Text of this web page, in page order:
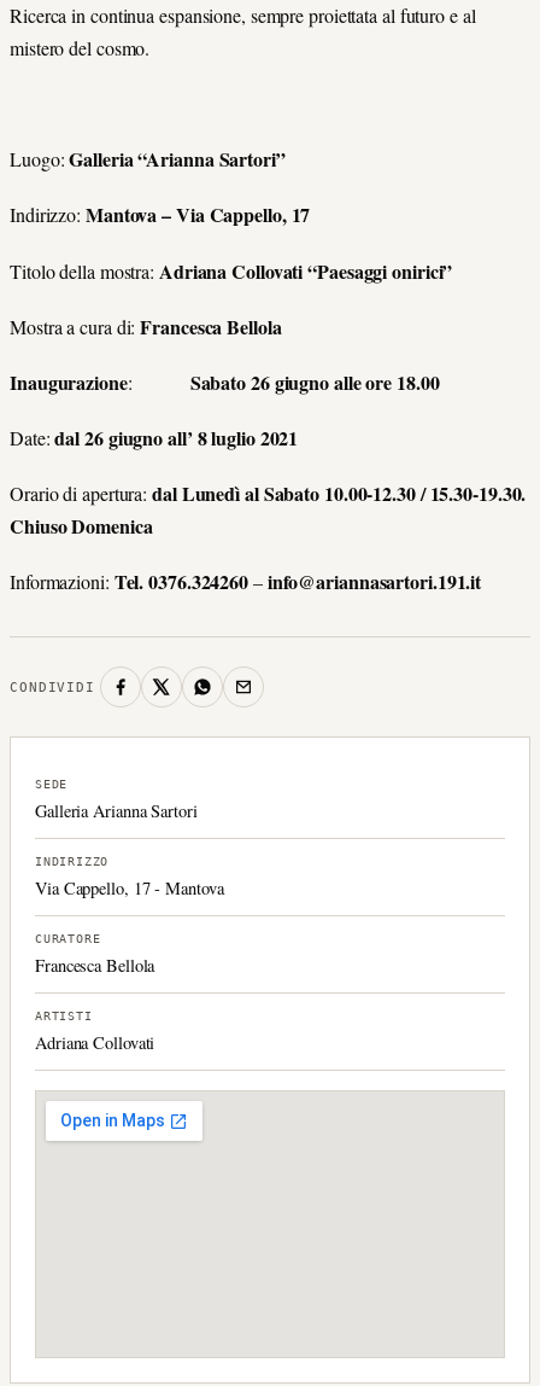
Ricerca in continua espansione, sempre proiettata al futuro e al
mistero del cosmo.
Luogo:Galleria “Arianna Sartori”
Indirizzo: Mantova – Via Cappello, 17
Titolo della mostra: Adriana Collovati “Paesaggi onirici”
Mostra a cura di:Francesca Bellola
Inaugurazione: Sabato 26 giugno alle ore 18.00
Date:dal 26 giugno all’ 8 luglio 2021
Orario di apertura: dal Lunedì al Sabato 10.00-12.30 / 15.30-19.30.
Chiuso Domenica
Informazioni: Tel. 0376.324260–info@ariannasartori.191.it
CONDIVIDI
SEDE
Galleria Arianna Sartori
INDIRIZZO
Via Cappello, 17 - Mantova
CURATORE
Francesca Bellola
ARTISTI
Adriana Collovati